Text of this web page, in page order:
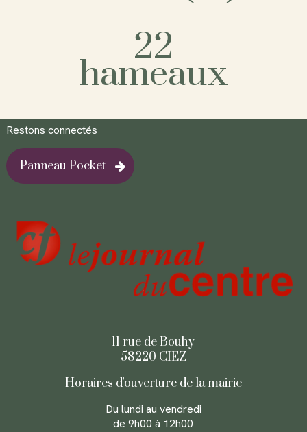
22
hameaux
Restons connectés
Panneau Pocket
11 rue de Bouhy
58220 CIEZ
Horaires d'ouverture de la mairie
Du lundi au vendredi
de 9h00 à 12h00